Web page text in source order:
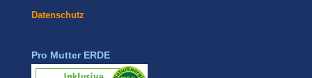
Datenschutz
Pro Mutter ERDE